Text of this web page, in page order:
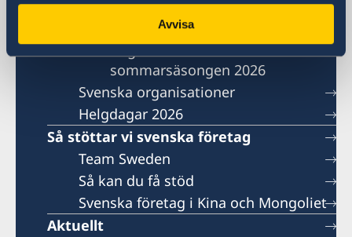
Avvisa
handläggare för politiska frågor
medarbetare till vårt
migrationsteam under
sommarsäsongen 2026
Svenska organisationer
Helgdagar 2026
Så stöttar vi svenska företag
Team Sweden
Så kan du få stöd
Svenska företag i Kina och Mongoliet
Aktuellt